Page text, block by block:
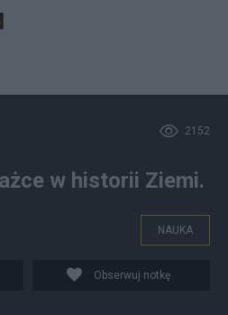
2152
w historii Ziemi.
NAUKA
Obserwuj notkę